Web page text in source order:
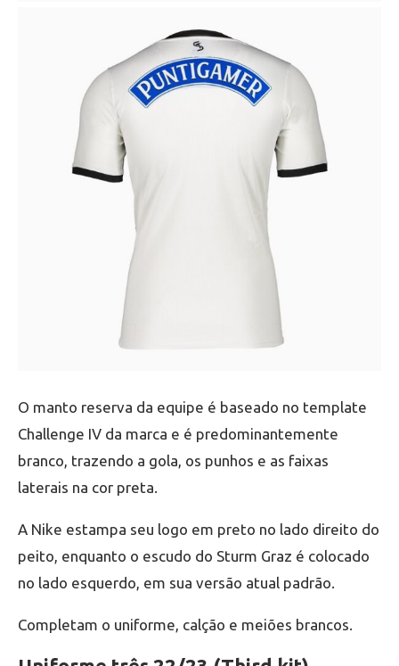
O manto reserva da equipe é baseado no template
Challenge IV da marca e é predominantemente
branco, trazendo a gola, os punhos e as faixas
laterais na cor preta.
A Nike estampa seu logo em preto no lado direito do
peito, enquanto o escudo do Sturm Graz é colocado
no lado esquerdo, em sua versão atual padrão.
Completam o uniforme, calção e meiões brancos.